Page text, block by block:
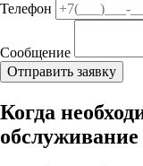
Телефон
Сообщение
Когда